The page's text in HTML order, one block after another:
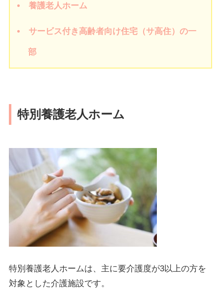
養護老人ホーム
サービス付き高齢者向け住宅（サ高住）の一
部
特別養護老人ホーム
特別養護老人ホームは、主に要介護度が3以上の方を
対象とした介護施設です。